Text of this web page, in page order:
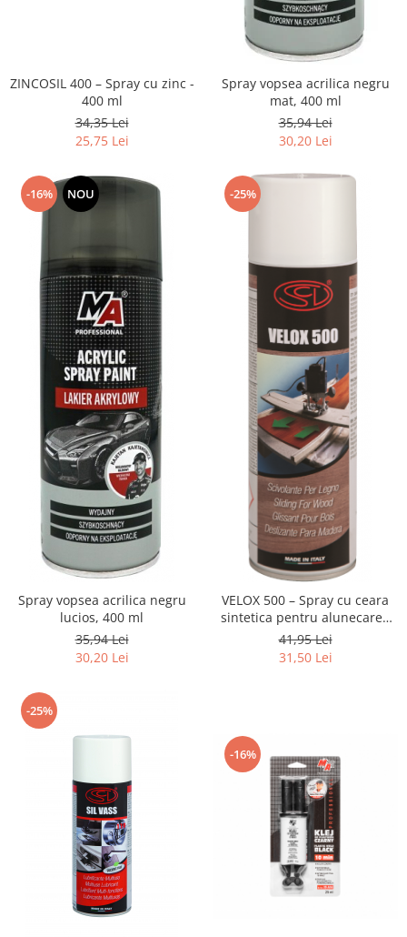
ZINCOSIL 400 – Spray cu zinc -
400 ml
34,35 Lei
25,75 Lei
Spray vopsea acrilica negru
mat, 400 ml
35,94 Lei
30,20 Lei
-16% NOU
Spray vopsea acrilica negru
lucios, 400 ml
35,94 Lei
30,20 Lei
-25%
VELOX 500 – Spray cu ceara
sintetica pentru alunecarea
lemnului pe mesele de lucru
500 ml
41,95 Lei
31,50 Lei
-25%
-16%